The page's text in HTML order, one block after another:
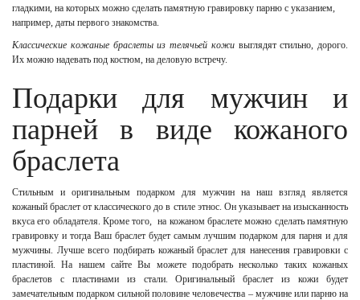
гладкими, на которых можно сделать памятную гравировку парню с указанием,
например, даты первого знакомства.
Классические кожаные браслеты из телячьей коживыглядят стильно, дорого.
Их можно надевать под костюм, на деловую встречу.
Подарки для мужчин и
парней в виде кожаного
браслета
Стильным и оригинальным подарком для мужчин на наш взгляд является
кожаный браслет от классического до в стиле этнос. Он указывает на изысканность
вкуса его обладателя. Кроме того, на кожаном браслете можно сделать памятную
гравировку и тогда Ваш браслет будет самым лучшим подарком для парня и для
мужчины. Лучше всего подбирать кожаныйбраслет для нанесения гравировки с
пластиной. На нашем сайте Вы можете подобрать несколько таких кожаных
браслетов с пластинами из стали. Оригинальный браслет из кожи будет
замечательным подарком сильной половине человечества – мужчине или парню на